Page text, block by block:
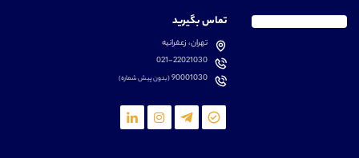
تماس بگیرید
تهران، زعفرانیه
021-22021030
90001030(بدون پیش شماره)